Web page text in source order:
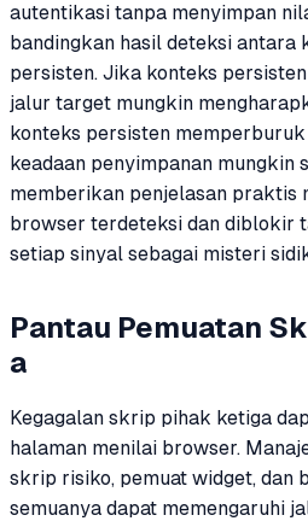
autentikasi tanpa menyimpan
bandingkan hasil deteksi antara
persisten. Jika konteks
jalur target mungkin
konteks persisten
keadaan penyimpanan mungkin
memberikan penjelasan praktis
browser terdeteksi dan diblokir
setiap sinyal sebagai misteri
Pantau Pemuatan
a
Kegagalan skrip pihak ketiga
halaman menilai browser.
skrip risiko, pemuat widget, dan
semuanya dapat memengaruhi